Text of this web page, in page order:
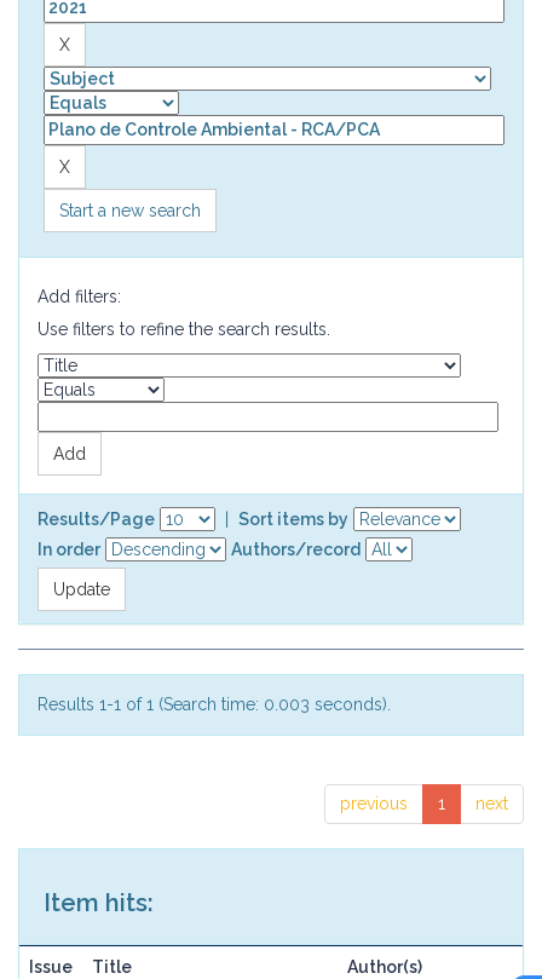
Start a new search
Add filters:
Use filters to refine the search results.
Results/Page
Sort items by
In order
Authors/record
Results 1-1 of 1 (Search time: 0.003 seconds).
previous 1 next
Item hits:
Issue Title Author(s)